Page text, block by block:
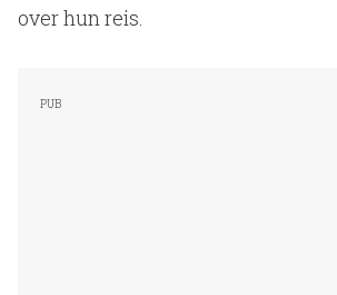
over hun reis.